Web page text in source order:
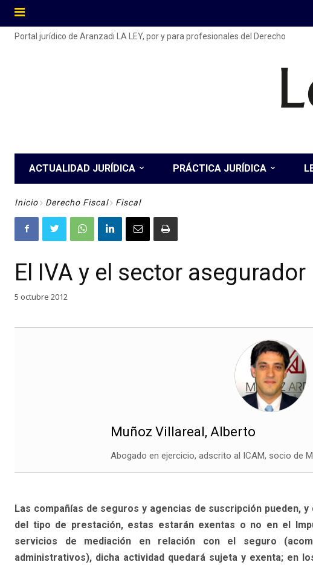
Portal jurídico de Aranzadi LA LEY, por y para profesionales del Derecho
ACTUALIDAD JURÍDICA PRÁCTICA JURÍDICA
Inicio Derecho Fiscal Fiscal
El IVA y el sector asegurador
5 octubre 2012
Muñoz Villareal, Alberto
Abogado en ejercicio, adscrito al ICAM, socio de
Las compañías de seguros y agencias de suscripción pueden,
del tipo de prestación, estas estarán exentas o no en el
servicios de mediación en relación con el seguro
administrativos), dicha actividad quedará sujeta y exenta; en